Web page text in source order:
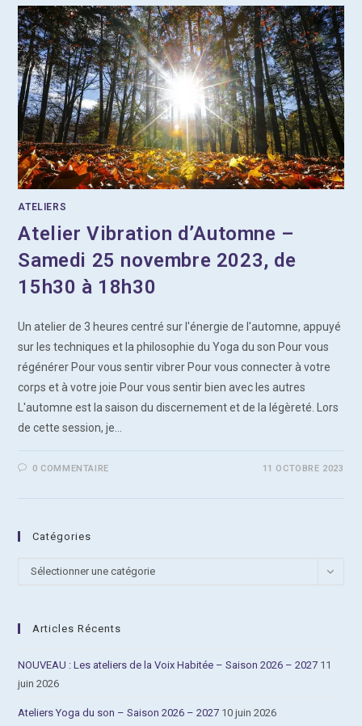
ATELIERS
Atelier Vibration d’Automne –
Samedi 25 novembre 2023, de
15h30 à 18h30
Un atelier de 3 heures centré sur l'énergie de l'automne, appuyé
sur les techniques et la philosophie du Yoga du son Pour vous
régénérer Pour vous sentir vibrer Pour vous connecter à votre
corps et à votre joie Pour vous sentir bien avec les autres
L'automne est la saison du discernement et de la légèreté. Lors
de cette session, je…
0 COMMENTAIRE 11 OCTOBRE 2023
Catégories
Catégories
Sélectionner une catégorie
Articles Récents
NOUVEAU : Les ateliers de la Voix Habitée – Saison 2026 – 2027 11
juin 2026
Ateliers Yoga du son – Saison 2026 – 2027 10 juin 2026